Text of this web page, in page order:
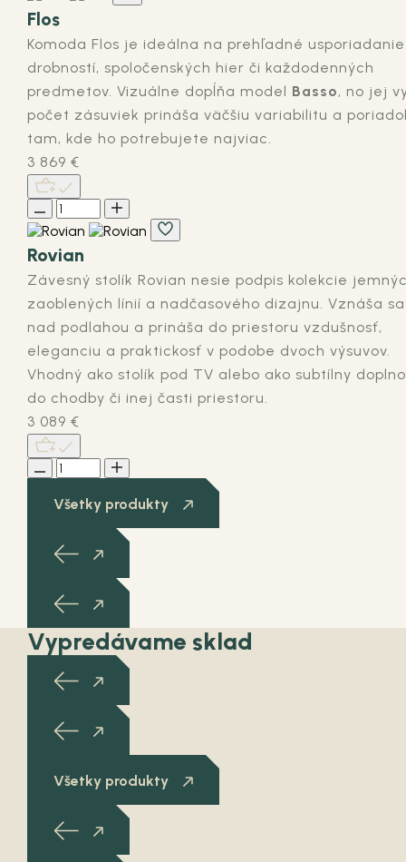
Flos
Komoda Flos je ideálna na prehľadné usporiadanie
drobností, spoločenských hier či každodenných
predmetov. Vizuálne dopĺňa model Basso, no jej
počet zásuviek prináša väčšiu variabilitu a
tam, kde ho potrebujete najviac.
3 869 €
Rovian
Závesný stolík Rovian nesie podpis kolekcie
zaoblených línií a nadčasového dizajnu. Vznáša sa
nad podlahou a prináša do priestoru vzdušnosť,
eleganciu a praktickosť v podobe dvoch výsuvov.
Vhodný ako stolík pod TV alebo ako subtílny
do chodby či inej časti priestoru.
3 089 €
Všetky produkty
Vypredávame sklad
Všetky produkty